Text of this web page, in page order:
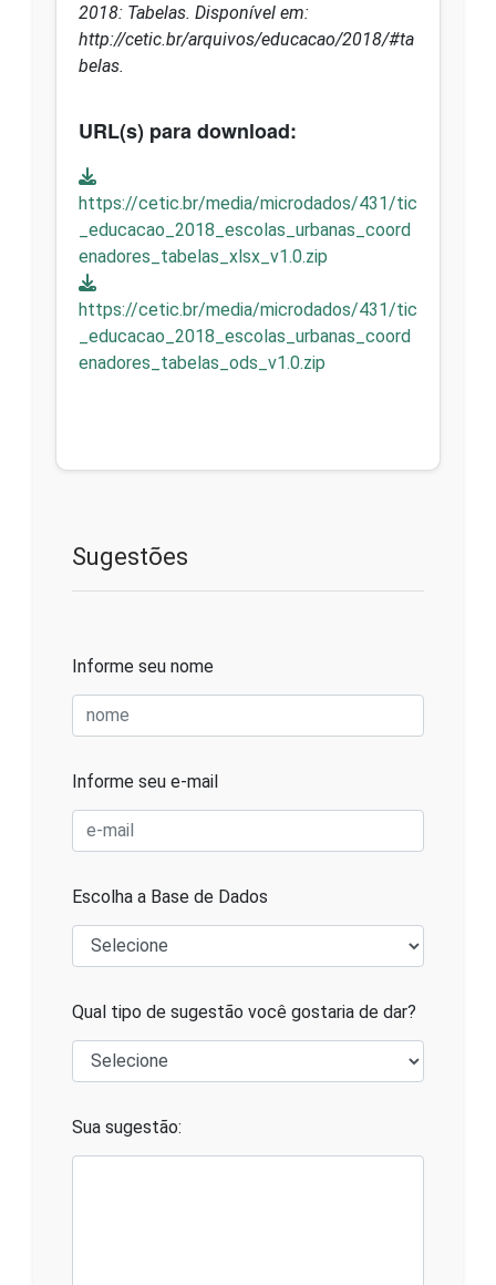
2018: Tabelas. Disponível em:
http://cetic.br/arquivos/educacao/2018/#ta
belas.
URL(s) para download:
https://cetic.br/media/microdados/431/tic
_educacao_2018_escolas_urbanas_coord
enadores_tabelas_xlsx_v1.0.zip
https://cetic.br/media/microdados/431/tic
_educacao_2018_escolas_urbanas_coord
enadores_tabelas_ods_v1.0.zip
Sugestões
Informe seu nome
Informe seu e-mail
Escolha a Base de Dados
Qual tipo de sugestão você gostaria de dar?
Sua sugestão: